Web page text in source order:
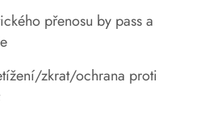
přenosu by pass a
zkrat/ochrana proti